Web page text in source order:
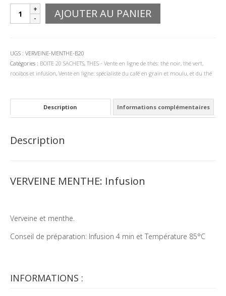
quantité
AJOUTER AU PANIER
UGS : VERVEINE-MENTHE-B20
Catégories : BOITE 20 SACHETS, THES - Vente en ligne de thés: thé noir, thé vert,
rooibos et infusion, Vente en ligne: spécialiste du café en grain et moulu, et du thé
Description Informations complémentaires
Description
VERVEINE MENTHE: Infusion
Verveine et menthe.
Conseil de préparation: Infusion 4 min et Température 85°C
INFORMATIONS :